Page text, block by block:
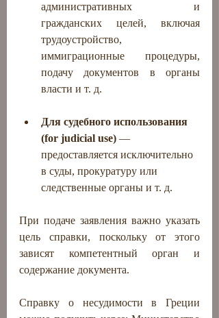
административных и
гражданских целей, включая
трудоустройство,
иммиграционные процедуры,
подачу документов в органы
власти и т. д.
Для судебного использования
(for judicial use) —
предоставляется исключительно
в суды, прокуратуру или
следственные органы и т. д.
При подаче заявления важно указать
цель справки, поскольку от этого
зависят компетентный орган и
содержание документа.
Справку о несудимости в Греции